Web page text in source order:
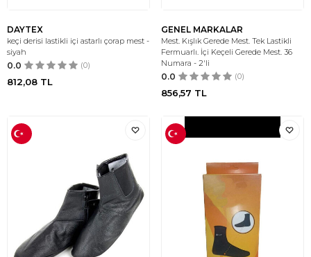
DAYTEX
keçi derisi lastikli içi astarlı çorap mest -
siyah
0.0 (0)
812,08 TL
GENEL MARKALAR
Mest. Kışlık Gerede Mest. Tek Lastikli
Fermuarlı. İçi Keçeli Gerede Mest. 36
Numara - 2'li
0.0 (0)
856,57 TL